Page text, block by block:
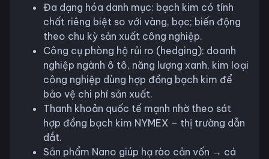
Đa dạng hóa danh mục: bạch kim có tính
chất riêng biệt so với vàng, bạc; biến động
theo chu kỳ sản xuất công nghiệp.
Công cụ phòng hộ rủi ro (hedging): doanh
nghiệp ngành ô tô, năng lượng xanh, kim loại
công nghiệp dùng hợp đồng bạch kim để
bảo vệ chi phí sản xuất.
Thanh khoản quốc tế mạnh nhờ theo sát
hợp đồng bạch kim NYMEX – thị trường dẫn
dắt.
Sản phẩm Nano giúp hạ rào cản vốn → cá